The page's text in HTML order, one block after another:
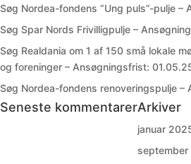
Søg Nordea-fondens “Ung puls”-pulje
Søg Spar Nords Frivilligpulje –
Søg Realdania om 1 af 150 små lokale
og foreninger – Ansøgningsfrist:
Søg Nordea-fondens renoveringspulje
Seneste kommentarerArkiver
januar